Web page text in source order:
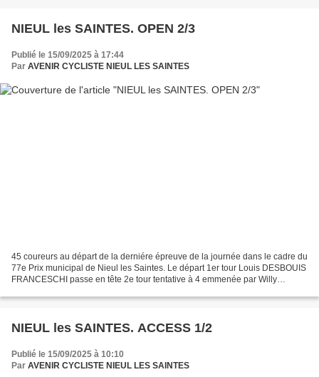
NIEUL les SAINTES. OPEN 2/3
Publié le 15/09/2025 à 17:44
Par AVENIR CYCLISTE NIEUL LES SAINTES
45 coureurs au départ de la derniére épreuve de la journée dans le cadre du
77e Prix municipal de Nieul les Saintes. Le départ 1er tour Louis DESBOUIS
FRANCESCHI passe en tête 2e tour tentative à 4 emmenée par Willy
NIEUL les SAINTES. ACCESS 1/2
Publié le 15/09/2025 à 10:10
Par AVENIR CYCLISTE NIEUL LES SAINTES